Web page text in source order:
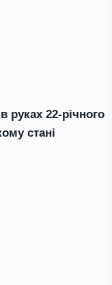
руках 22-річного
стані